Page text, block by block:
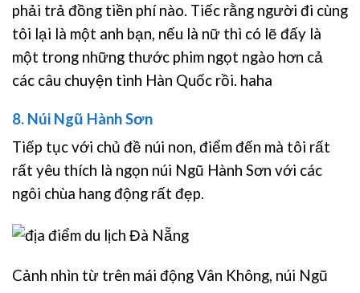
phải trả đồng tiền phí nào. Tiếc rằng người đi cùng
tôi lại là một anh bạn, nếu là nữ thì có lẽ đấy là
một trong những thước phim ngọt ngào hơn cả
các câu chuyện tình Hàn Quốc rồi. haha
8. Núi Ngũ Hành Sơn
Tiếp tục với chủ đề núi non, điểm đến mà tôi rất
rất yêu thích là ngọn núi Ngũ Hành Sơn với các
ngôi chùa hang động rất đẹp.
Cảnh nhìn từ trên mái động Vân Không, núi Ngũ